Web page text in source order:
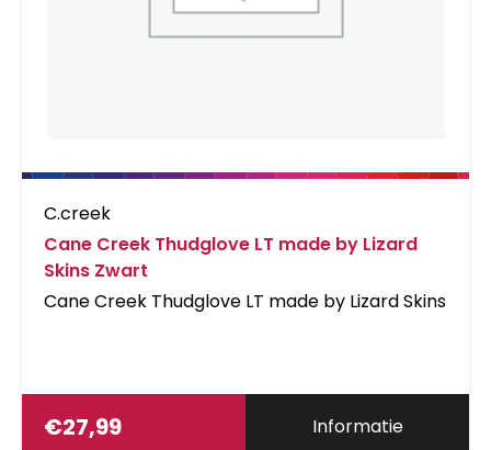
C.creek
Cane Creek Thudglove LT made by Lizard
Skins Zwart
Cane Creek Thudglove LT made by Lizard Skins
€27,99 Informatie